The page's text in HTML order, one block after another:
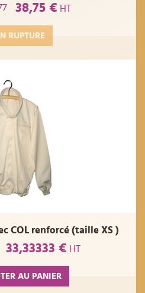
38,75 € HT
RUPTURE
COL renforcé (taille XS )
33,33333 € HT
AU PANIER